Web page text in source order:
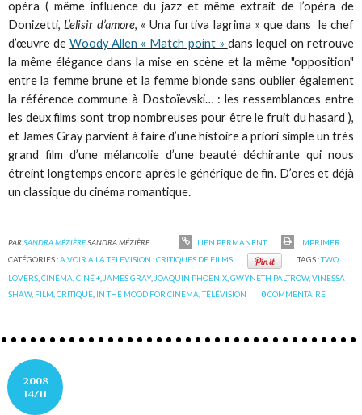
opéra ( même influence du jazz et même extrait de l’opéra de
Donizetti,L’elisir d’amore, « Una furtiva lagrima » que dans le chef
d’œuvre deWoody Allen « Match point » dans lequel on retrouve
la même élégance dans la mise en scène et la même "opposition"
entre la femme brune et la femme blonde sans oublier également
la référence commune à Dostoïevski… : les ressemblances entre
les deux films sont trop nombreuses pour être le fruit du hasard ),
et James Gray parvient à faire d’une histoire a priori simple un très
grand film d’une mélancolie d’une beauté déchirante qui nous
étreint longtemps encore après le générique de fin. D’ores et déjà
un classique du cinéma romantique.
PARSANDRA MÉZIÈRESANDRA MÉZIÈRE LIEN PERMANENT
IMPRIMER
CATÉGORIES :A VOIR A LA TELEVISION : CRITIQUES DE FILMS TAGS :TWO
LOVERS ,CINÉMA ,CINÉ + JAMES GRAY, JOAQUIN PHOENIX ,GWYNETH PALTROW,VINESSA
SHAW, FILM ,CRITIQUE IN THE MOOD FOR CINEMA ,TÉLÉVISION 0COMMENTAIRE
2008
14/11